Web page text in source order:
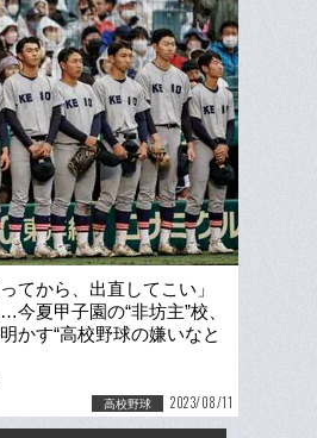
てから、出直してこい」
今夏甲子園の“非坊主”校、
かす“高校野球の嫌いなと
園中毒になっている」
高校野球 2023/08/11